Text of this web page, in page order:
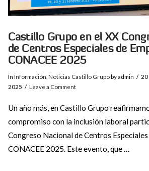
Castillo Grupo en el XX
de Centros Especiales de
CONACEE 2025
In Información Noticias Castillo Grupoby admin
2025
Leave a Comment
Un año más, en Castillo Grupo
compromiso con la inclusión laboral
Congreso Nacional de Centros Especiales
CONACEE 2025. Este evento, que …